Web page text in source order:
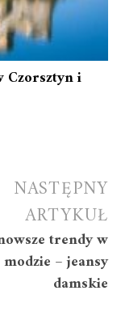
Czorsztyn i
NASTĘPNY
ARTYKUŁ
trendy w
modzie – jeansy
damskie